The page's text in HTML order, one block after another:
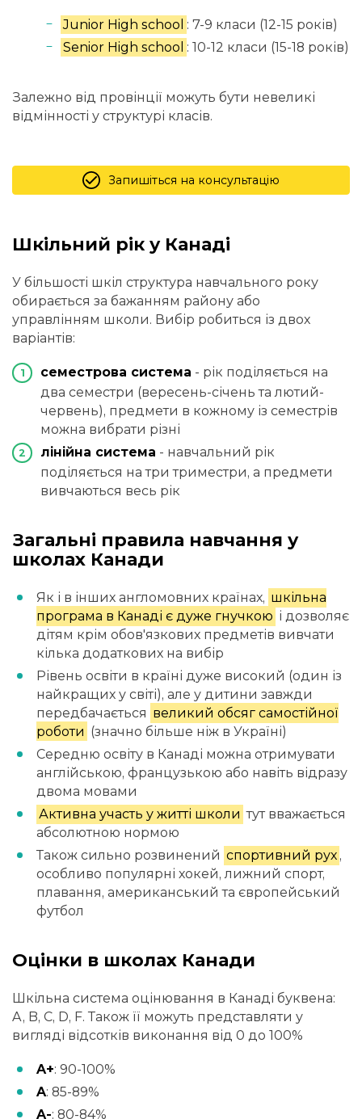
Junior High school : 7-9 класи (12-15 років)
Senior High school : 10-12 класи (15-18 років)
Залежно від провінції можуть бути невеликі
відмінності у структурі класів.
Запишіться на консультацію
Шкільний рік у Канаді
У більшості шкіл структура навчального року
обирається за бажанням району або
управлінням школи. Вибір робиться із двох
варіантів:
семестрова система - рік поділяється на
два семестри (вересень-січень та лютий-
червень), предмети в кожному із семестрів
можна вибрати різні
лінійна система - навчальний рік
поділяється на три триместри, а предмети
вивчаються весь рік
Загальні правила навчання у
школах Канади
Як і в інших англомовних країнах, шкільна
програма в Канаді є дуже гнучкою і дозволяє
дітям крім обов'язкових предметів вивчати
кілька додаткових на вибір
Рівень освіти в країні дуже високий (один із
найкращих у світі), але у дитини завжди
передбачається великий обсяг самостійної
роботи (значно більше ніж в Україні)
Середню освіту в Канаді можна отримувати
англійською, французькою або навіть відразу
двома мовами
Активна участь у житті школи тут вважається
абсолютною нормою
Також сильно розвинений спортивний рух ,
особливо популярні хокей, лижний спорт,
плавання, американський та європейський
футбол
Оцінки в школах Канади
Шкільна система оцінювання в Канаді буквена:
A, B, C, D, F. Також її можуть представляти у
вигляді відсотків виконання від 0 до 100%
A+: 90-100%
A: 85-89%
A-: 80-84%